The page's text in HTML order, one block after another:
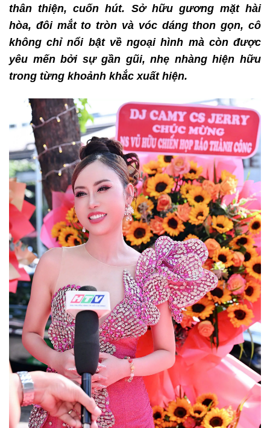
thân thiện, cuốn hút. Sở hữu gương mặt hài
hòa, đôi mắt to tròn và vóc dáng thon gọn, cô
không chỉ nổi bật về ngoại hình mà còn được
yêu mến bởi sự gần gũi, nhẹ nhàng hiện hữu
trong từng khoảnh khắc xuất hiện.